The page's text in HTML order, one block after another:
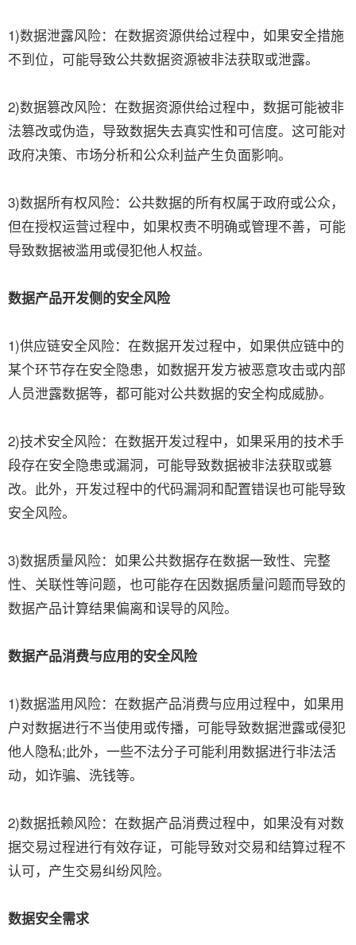
1)数据泄露风险：在数据资源供给过程中，如果安全措施
不到位，可能导致公共数据资源被非法获取或泄露。
2)数据篡改风险：在数据资源供给过程中，数据可能被非
法篡改或伪造，导致数据失去真实性和可信度。这可能对
政府决策、市场分析和公众利益产生负面影响。
3)数据所有权风险：公共数据的所有权属于政府或公众，
但在授权运营过程中，如果权责不明确或管理不善，可能
导致数据被滥用或侵犯他人权益。
数据产品开发侧的安全风险
1)供应链安全风险：在数据开发过程中，如果供应链中的
某个环节存在安全隐患，如数据开发方被恶意攻击或内部
人员泄露数据等，都可能对公共数据的安全构成威胁。
2)技术安全风险：在数据开发过程中，如果采用的技术手
段存在安全隐患或漏洞，可能导致数据被非法获取或篡
改。此外，开发过程中的代码漏洞和配置错误也可能导致
安全风险。
3)数据质量风险：如果公共数据存在数据一致性、完整
性、关联性等问题，也可能存在因数据质量问题而导致的
数据产品计算结果偏离和误导的风险。
数据产品消费与应用的安全风险
1)数据滥用风险：在数据产品消费与应用过程中，如果用
户对数据进行不当使用或传播，可能导致数据泄露或侵犯
他人隐私;此外，一些不法分子可能利用数据进行非法活
动，如诈骗、洗钱等。
2)数据抵赖风险：在数据产品消费过程中，如果没有对数
据交易过程进行有效存证，可能导致对交易和结算过程不
认可，产生交易纠纷风险。
数据安全需求